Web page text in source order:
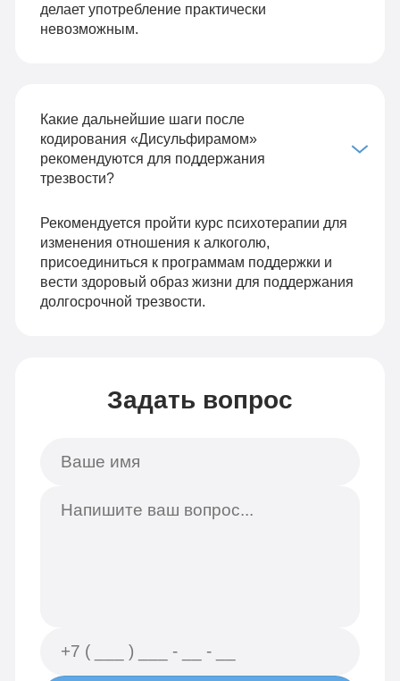
делает употребление практически
невозможным.
Какие дальнейшие шаги после
кодирования «Дисульфирамом»
рекомендуются для поддержания
трезвости?
Рекомендуется пройти курс психотерапии для
изменения отношения к алкоголю,
присоединиться к программам поддержки и
вести здоровый образ жизни для поддержания
долгосрочной трезвости.
Задать вопрос